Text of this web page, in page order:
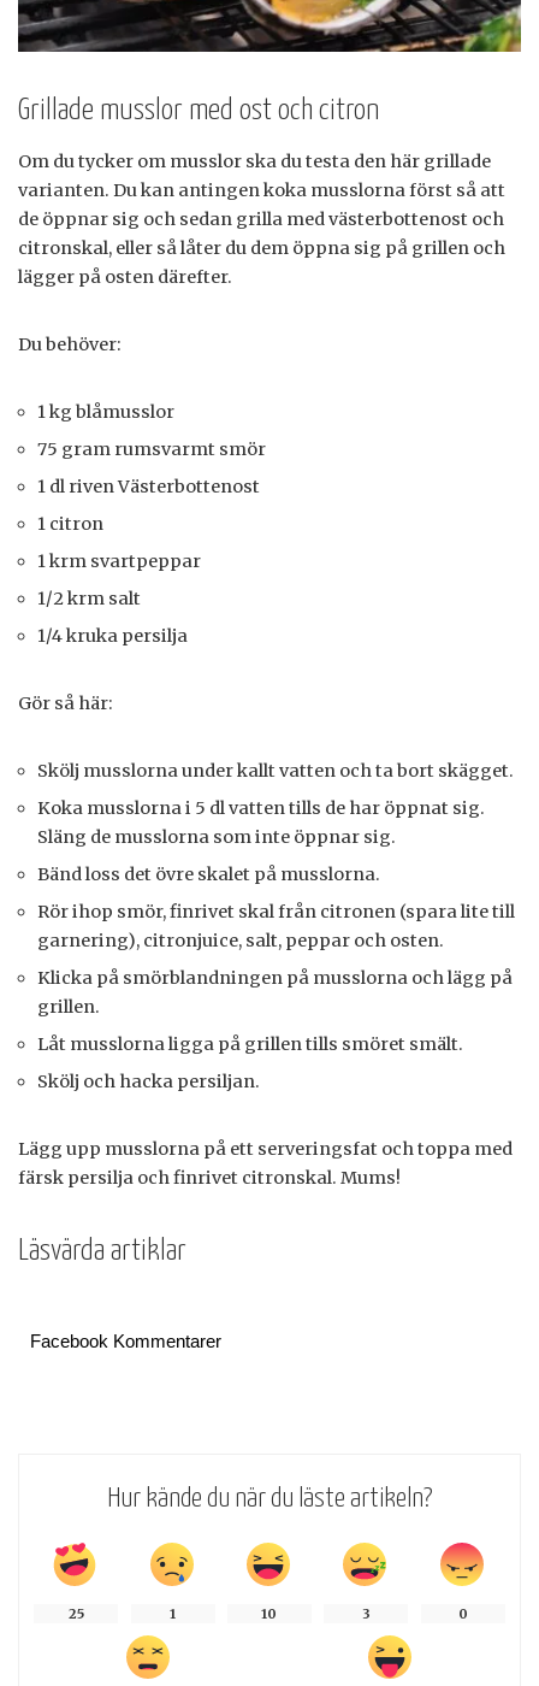
Grillade musslor med ost och citron
Om du tycker om musslor ska du testa den här grillade
varianten. Du kan antingen koka musslorna först så att
de öppnar sig och sedan grilla med västerbottenost och
citronskal, eller så låter du dem öppna sig på grillen och
lägger på osten därefter.
Du behöver:
1 kg blåmusslor
75 gram rumsvarmt smör
1 dl riven Västerbottenost
1 citron
1 krm svartpeppar
1/2 krm salt
1/4 kruka persilja
Gör så här:
Skölj musslorna under kallt vatten och ta bort skägget.
Koka musslorna i 5 dl vatten tills de har öppnat sig.
Släng de musslorna som inte öppnar sig.
Bänd loss det övre skalet på musslorna.
Rör ihop smör, finrivet skal från citronen (spara lite till
garnering), citronjuice, salt, peppar och osten.
Klicka på smörblandningen på musslorna och lägg på
grillen.
Låt musslorna ligga på grillen tills smöret smält.
Skölj och hacka persiljan.
Lägg upp musslorna på ett serveringsfat och toppa med
färsk persilja och finrivet citronskal. Mums!
Läsvärda artiklar
Facebook Kommentarer
Hur kände du när du läste artikeln?
25 1 10 3 0